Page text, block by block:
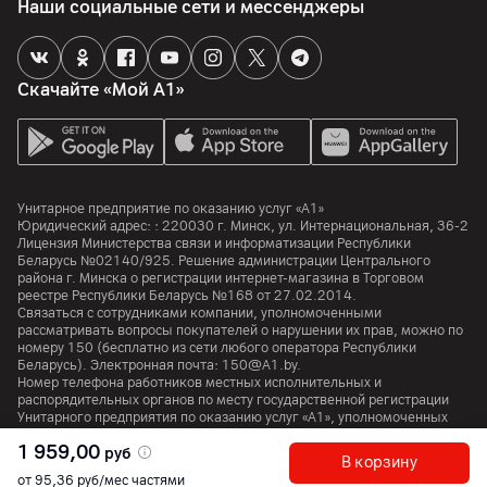
1 959,00 руб
от 95,36 руб/мес частями
В корзину
Скачайте «Мой А1»
Наши социальные сети и мессенджеры
Унитарное предприятие по оказанию услуг «А1»
Юридический адрес: : 220030 г. Минск, ул. Интернациональная, 36-2
Лицензия Министерства связи и информатизации Республики
Беларусь №02140/925. Решение администрации Центрального
района г. Минска о регистрации интернет-магазина в Торговом
реестре Республики Беларусь №168 от 27.02.2014.
Связаться с сотрудниками компании, уполномоченными
рассматривать вопросы покупателей о нарушении их прав, можно по
номеру 150 (бесплатно из сети любого оператора Республики
Беларусь). Электронная почта: 150@A1.by.
Номер телефона работников местных исполнительных и
распорядительных органов по месту государственной регистрации
Унитарного предприятия по оказанию услуг «А1», уполномоченных